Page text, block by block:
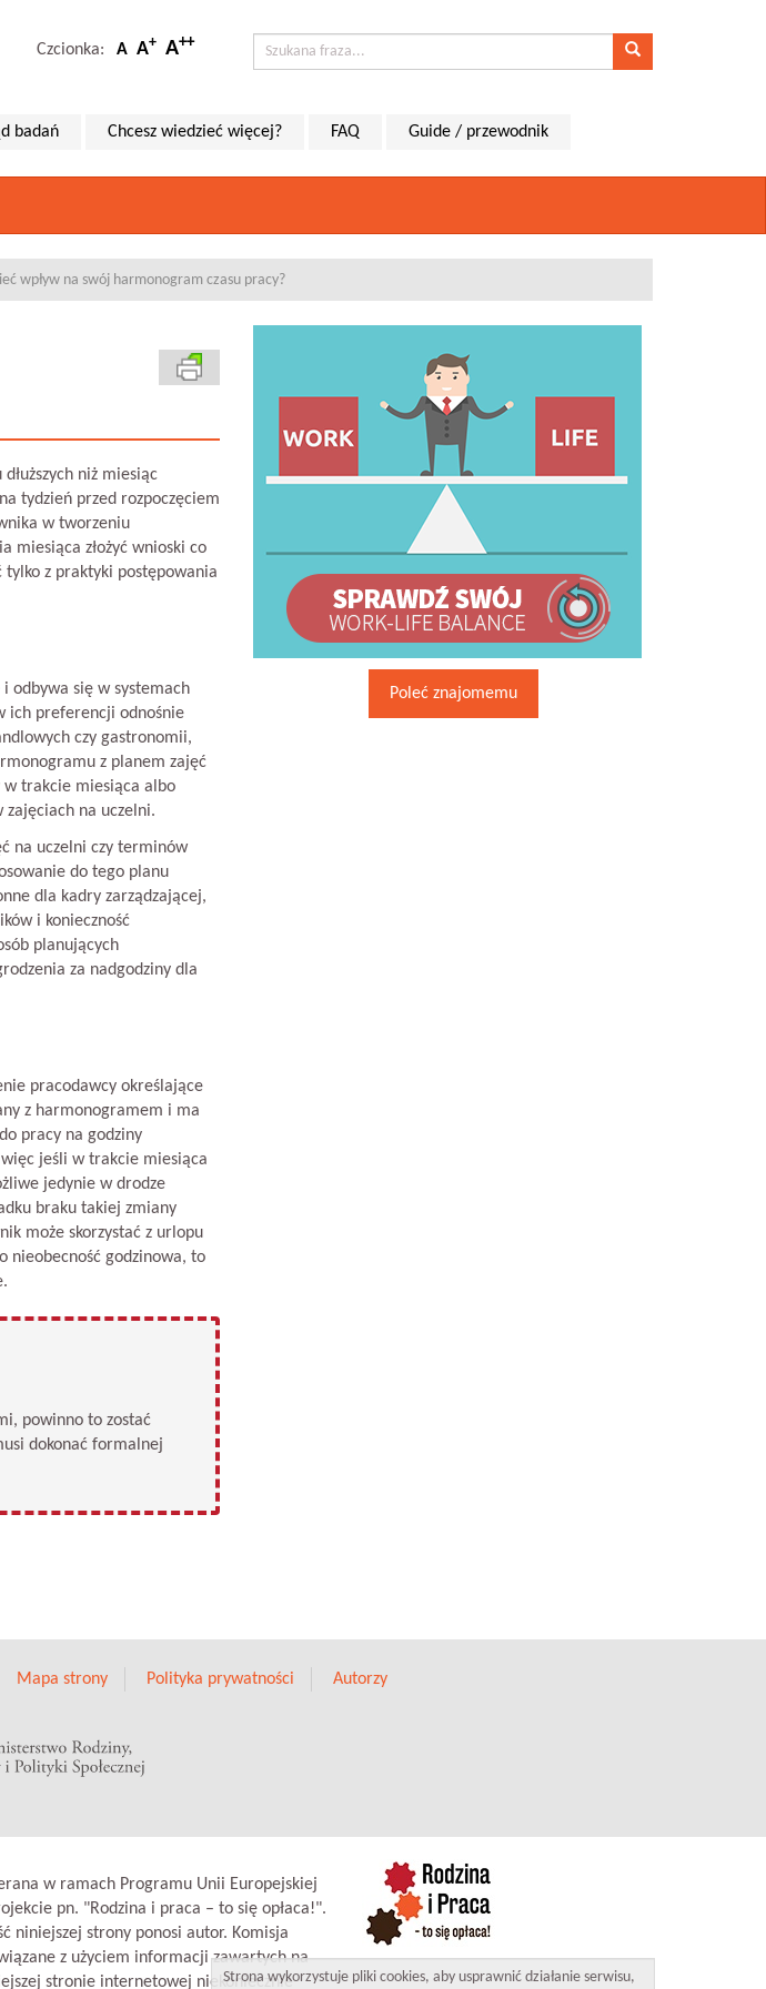
Czcionka: A A+ A++
badań Chcesz wiedzieć więcej? FAQ Guide / przewodnik
wpływ na swój harmonogram czasu pracy?
niż miesiąc
tydzień przed rozpoczęciem
w tworzeniu
miesiąca złożyć wnioski co
z praktyki postępowania
odbywa się w systemach
ich preferencji odnośnie
czy gastronomii,
z planem zajęć
trakcie miesiąca albo
zajęciach na uczelni.
na uczelni czy terminów
do tego planu
dla kadry zarządzającej,
i konieczność
planujących
za nadgodziny dla
pracodawcy określające
z harmonogramem i ma
pracy na godziny
więc jeśli w trakcie miesiąca
jedynie w drodze
braku takiej zmiany
może skorzystać z urlopu
nieobecność godzinowa, to
powinno to zostać
dokonać formalnej
Poleć znajomemu
Mapa strony Polityka prywatności Autorzy
w ramach Programu Unii Europejskiej
pn. "Rodzina i praca – to się opłaca!".
niniejszej strony ponosi autor. Komisja
z użyciem informacji zawartych na
stronie internetowej niekoniecznieStrona wykorzystuje pliki cookies, aby usprawnić działanie serwisu,